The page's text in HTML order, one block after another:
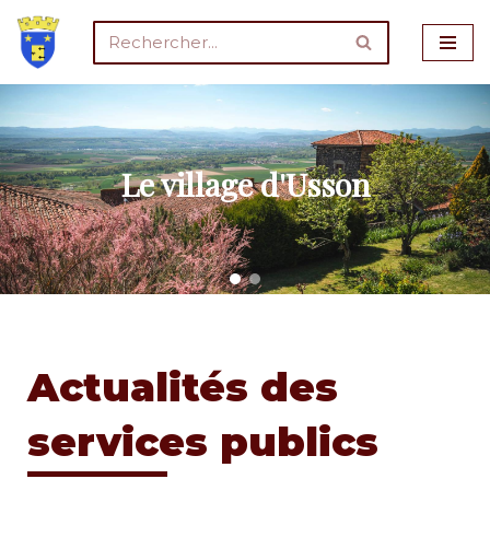
Aller
au
contenu
Le village d'Usson
Actualités des
services publics